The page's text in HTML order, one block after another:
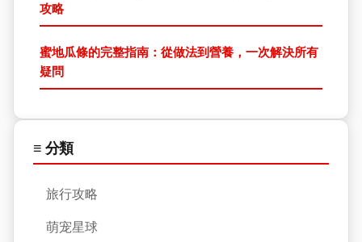
攻略
蜜地瓜條的完整指南：從做法到營養，一次解決所有
疑問
≡ 分類
旅行攻略
萌宠星球